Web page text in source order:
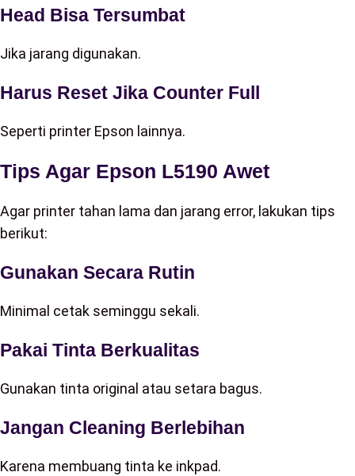
Head Bisa Tersumbat
Jika jarang digunakan.
Harus Reset Jika Counter Full
Seperti printer Epson lainnya.
Tips Agar Epson L5190 Awet
Agar printer tahan lama dan jarang error, lakukan tips
berikut:
Gunakan Secara Rutin
Minimal cetak seminggu sekali.
Pakai Tinta Berkualitas
Gunakan tinta original atau setara bagus.
Jangan Cleaning Berlebihan
Karena membuang tinta ke inkpad.